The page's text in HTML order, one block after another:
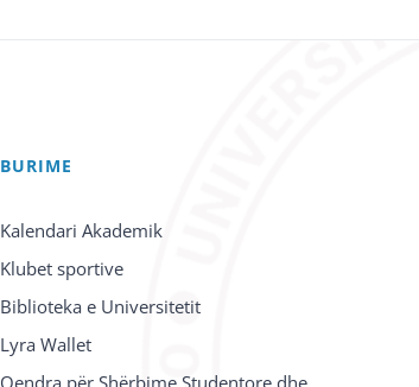
BURIME
Kalendari Akademik
Klubet sportive
Biblioteka e Universitetit
Lyra Wallet